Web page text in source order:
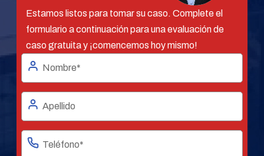
Estamos listos para tomar su caso. Complete el
formulario a continuación para una evaluación de
caso gratuita y ¡comencemos hoy mismo!